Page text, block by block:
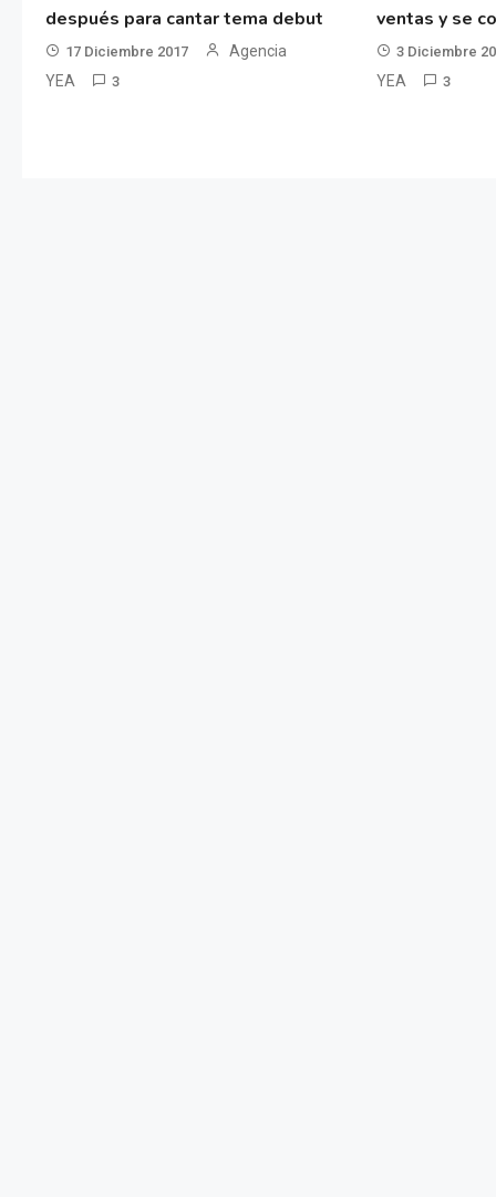
después para cantar tema debut
17 Diciembre 2017
Agencia
YEA
3
ventas y se
3 Diciembre
YEA
3